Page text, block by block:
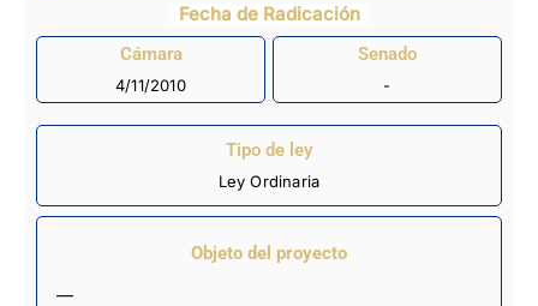
Fecha de Radicación
Cámara
4/11/2010
Senado
-
Tipo de ley
Ley Ordinaria
Objeto del proyecto
—